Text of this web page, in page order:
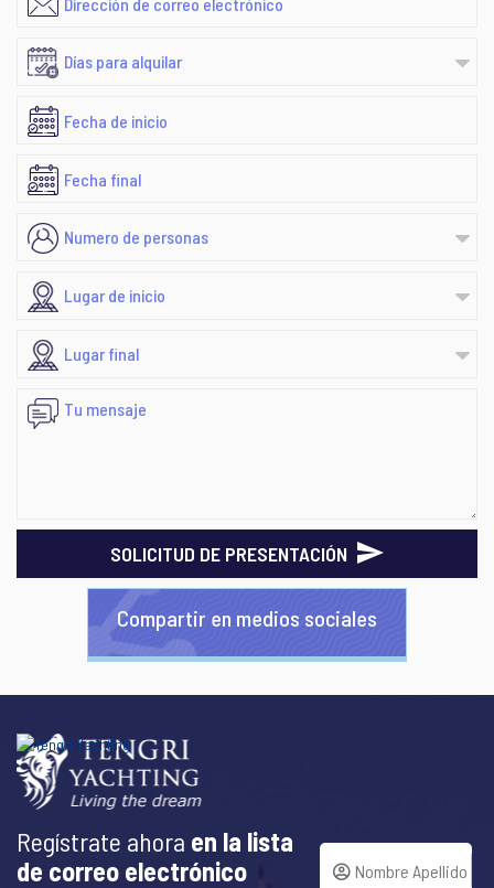
SOLICITUD DE PRESENTACIÓN
Compartir en medios sociales
Regístrate ahora en la lista
de correo electrónico